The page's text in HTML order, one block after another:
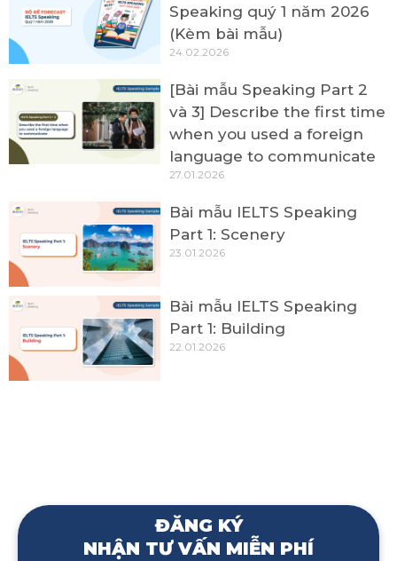
Speaking quý 1 năm 2026
(Kèm bài mẫu)
24.02.2026
[Bài mẫu Speaking Part 2
và 3] Describe the first time
when you used a foreign
language to communicate
27.01.2026
Bài mẫu IELTS Speaking
Part 1: Scenery
23.01.2026
Bài mẫu IELTS Speaking
Part 1: Building
22.01.2026
ĐĂNG KÝ
NHẬN TƯ VẤN MIỄN PHÍ